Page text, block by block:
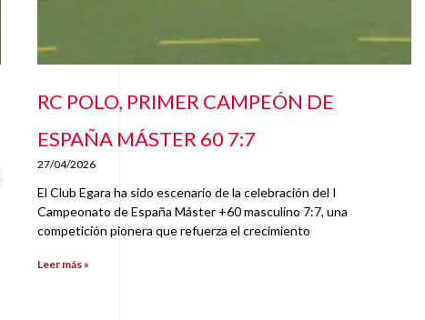
RC POLO, PRIMER CAMPEÓN DE
ESPAÑA MÁSTER 60 7:7
27/04/2026
El Club Egara ha sido escenario de la celebración del I
Campeonato de España Máster +60 masculino 7:7, una
competición pionera que refuerza el crecimiento
Leer más »